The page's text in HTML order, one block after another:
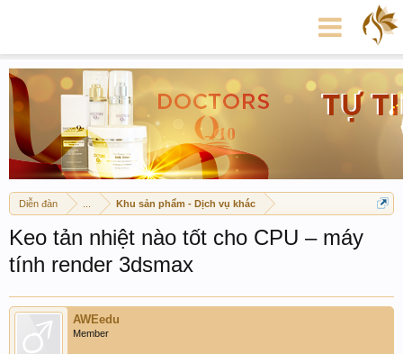
Diễn đàn Khu sản phẩm - Dịch vụ khác
Keo tản nhiệt nào tốt cho CPU – máy
tính render 3dsmax
AWEedu
Member